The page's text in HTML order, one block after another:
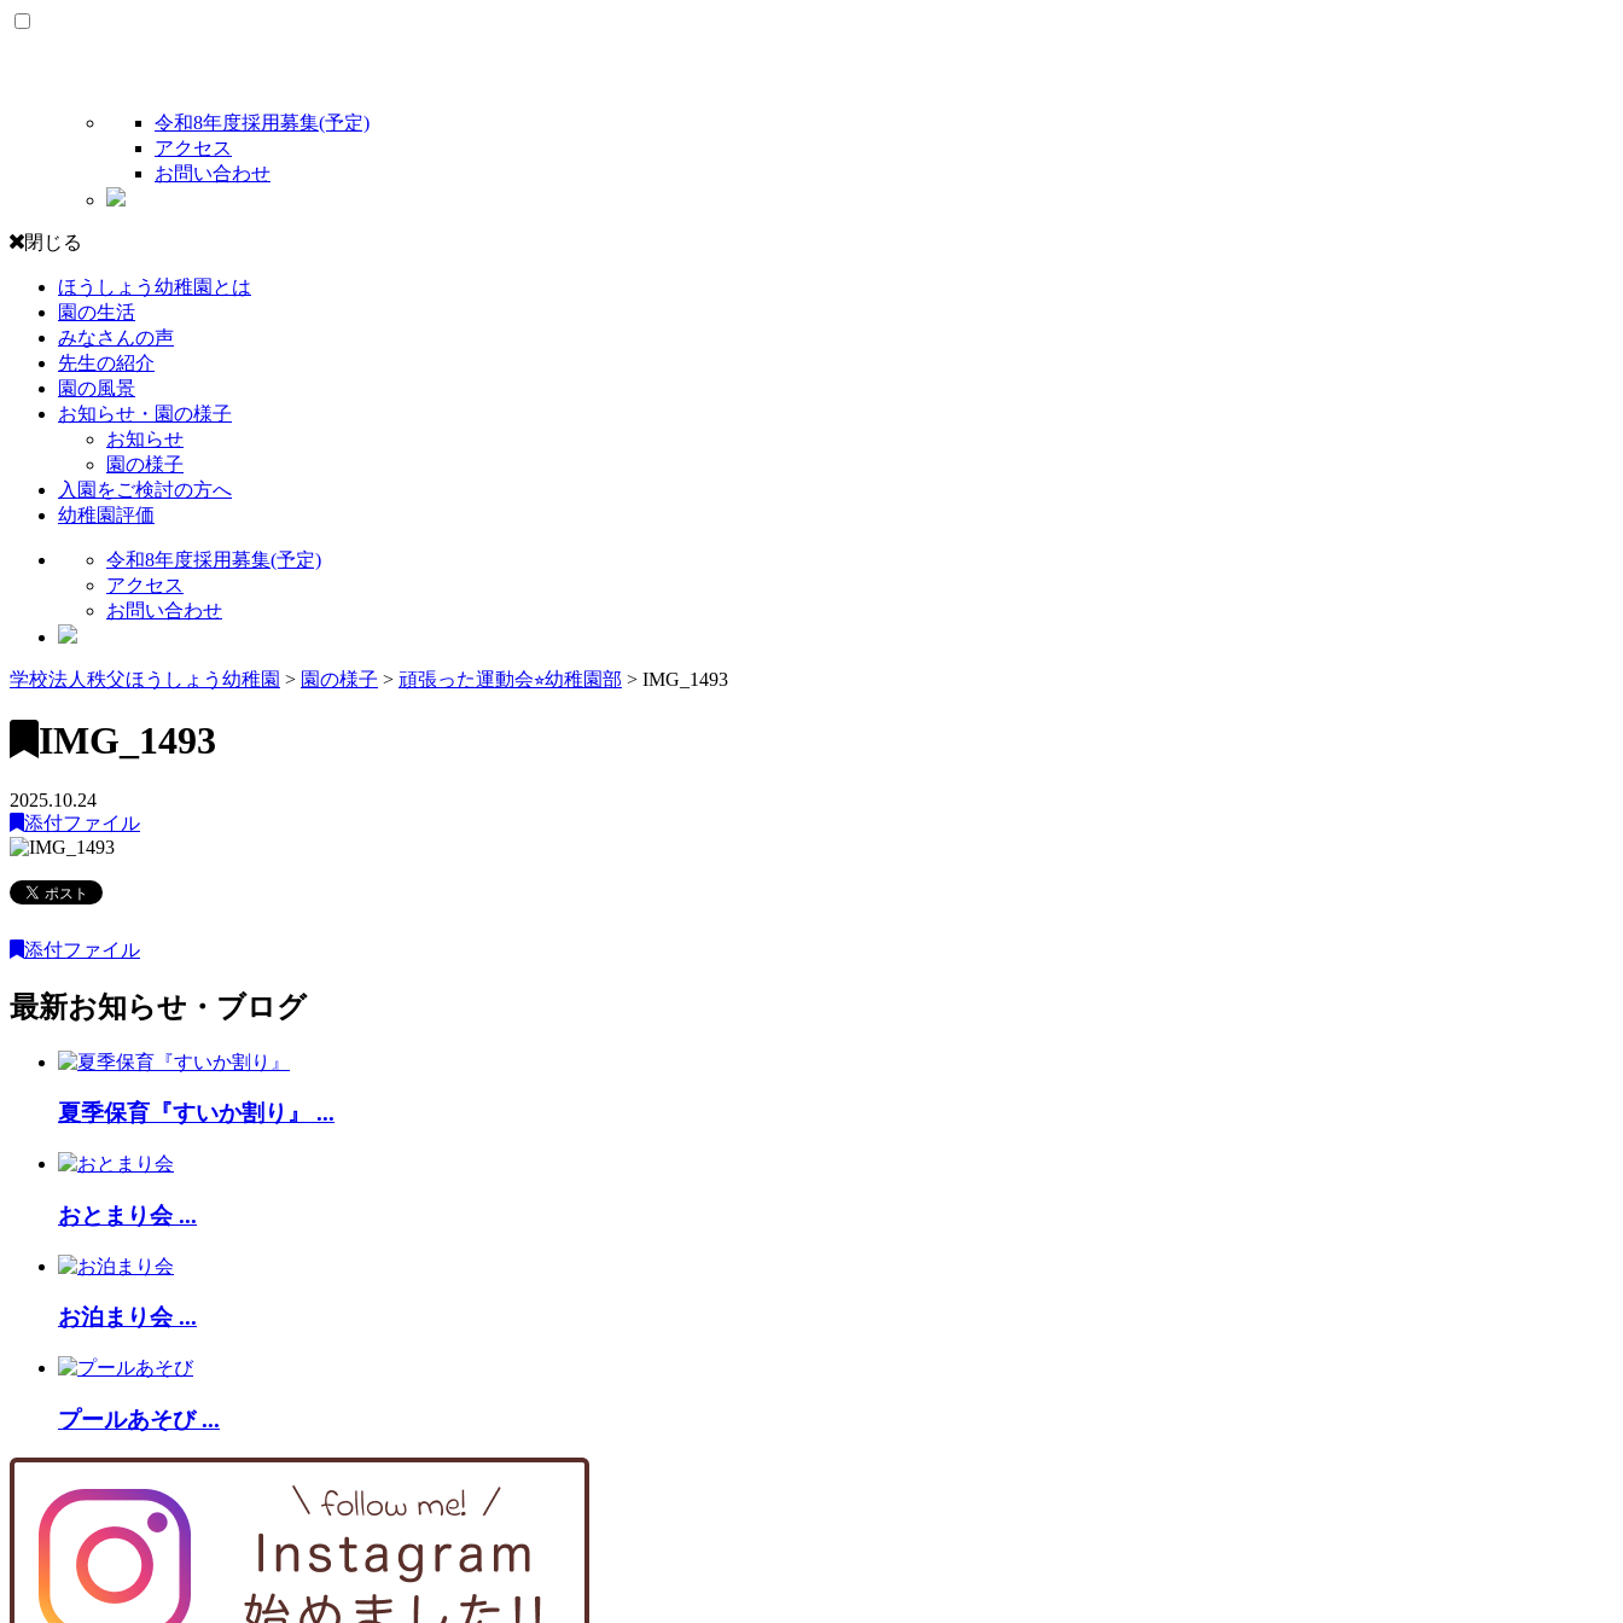
令和8年度採用募集(予定)
アクセス
お問い合わせ
閉じる
ほうしょう幼稚園とは
園の生活
みなさんの声
先生の紹介
園の風景
お知らせ・園の様子
お知らせ
園の様子
入園をご検討の方へ
幼稚園評価
令和8年度採用募集(予定)
アクセス
お問い合わせ
学校法人秩父ほうしょう幼稚園 > 園の様子 > 頑張った運動会⭐︎幼稚園部 > IMG_1493
IMG_1493
2025.10.24
添付ファイル
添付ファイル
最新お知らせ・ブログ
夏季保育『すいか割り』 ...
おとまり会 ...
お泊まり会 ...
プールあそび ...